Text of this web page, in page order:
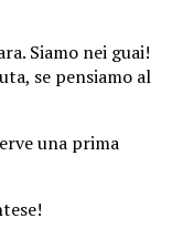
Siamo nei guai!
se pensiamo al
una prima